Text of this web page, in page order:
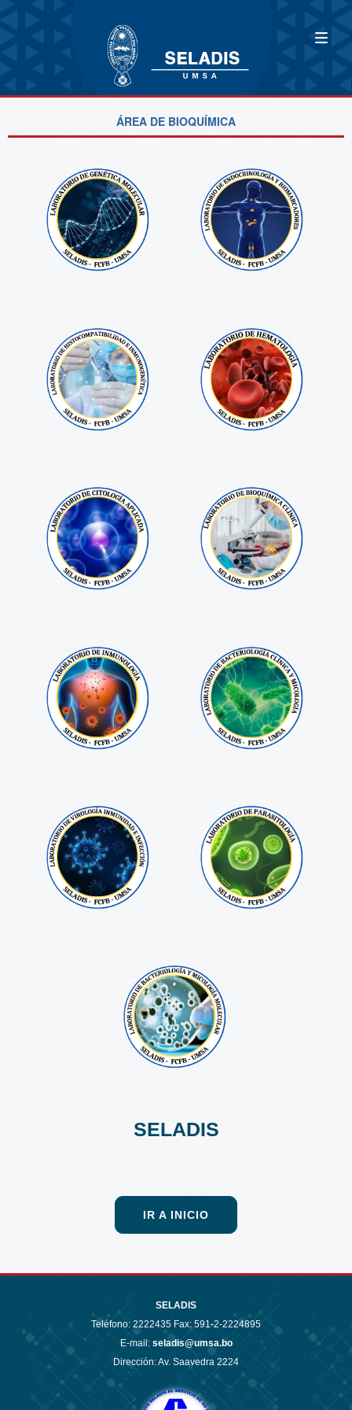
ÁREA DE BIOQUÍMICA
SELADIS
IR A INICIO
SELADIS
Teléfono: 2222435 Fax: 591-2-2224895
E-mail: seladis@umsa.bo
Dirección: Av. Saavedra 2224